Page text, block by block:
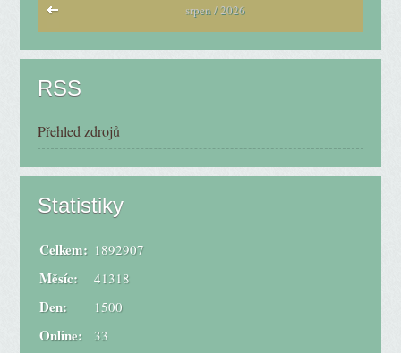
srpen / 2026
RSS
Přehled zdrojů
Statistiky
Online: 33
Celkem: 1892907
Měsíc: 41318
Den: 1500